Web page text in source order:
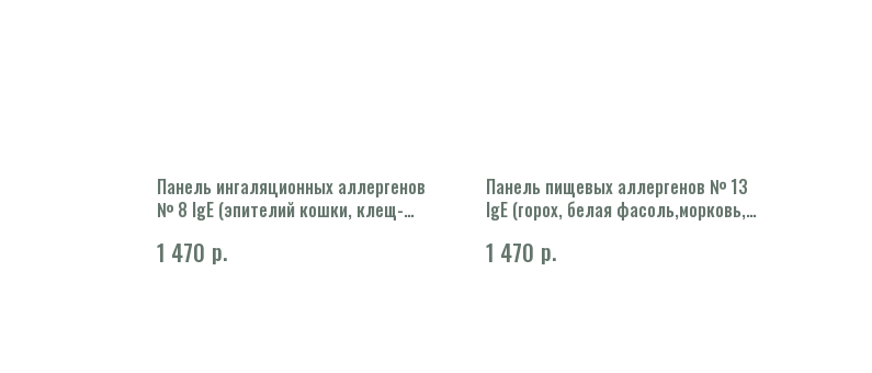
Панель ингаляционных аллергенов
№ 8 IgE (эпителий кошки, клещ-
перхоть собаки, полынь
1 470 р.
Панель пищевых аллергенов № 13
IgE (горох, белая фасоль,морковь,
1 470 р.